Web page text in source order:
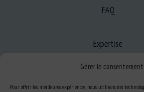
Gérer le consentement
Pour offrir les meilleures expériences, nous utilisons des
FAQ
Expertise